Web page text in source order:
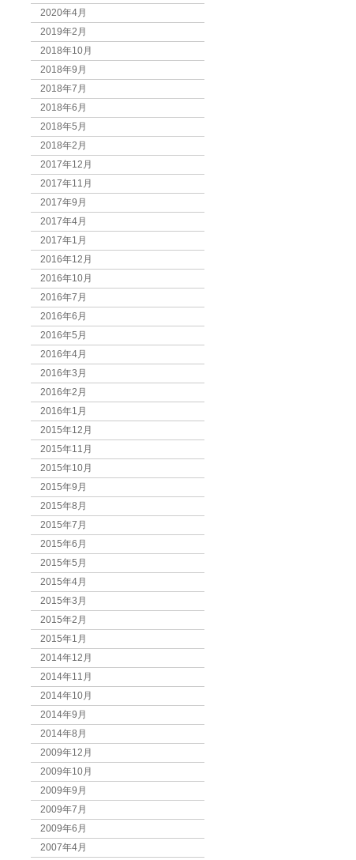
2020年4月
2019年2月
2018年10月
2018年9月
2018年7月
2018年6月
2018年5月
2018年2月
2017年12月
2017年11月
2017年9月
2017年4月
2017年1月
2016年12月
2016年10月
2016年7月
2016年6月
2016年5月
2016年4月
2016年3月
2016年2月
2016年1月
2015年12月
2015年11月
2015年10月
2015年9月
2015年8月
2015年7月
2015年6月
2015年5月
2015年4月
2015年3月
2015年2月
2015年1月
2014年12月
2014年11月
2014年10月
2014年9月
2014年8月
2009年12月
2009年10月
2009年9月
2009年7月
2009年6月
2007年4月